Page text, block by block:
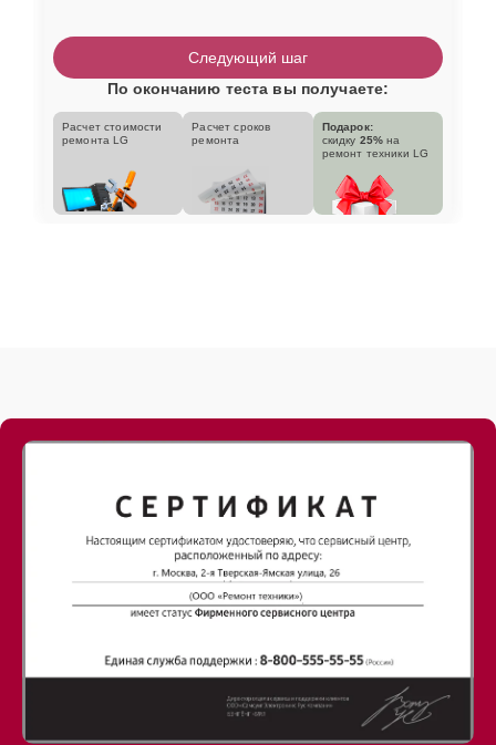
Следующий шаг
По окончанию теста вы получаете:
Расчет стоимости
ремонта LG
Расчет сроков
ремонта
Подарок:
скидку 25% на
ремонт техники LG